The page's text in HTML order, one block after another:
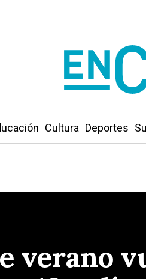
Cultura Deportes
verano